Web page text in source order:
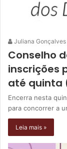
Juliana Gonçalves
Conselho
inscrições
até quinta
Encerra nesta
para concorrer a
Leia mais »